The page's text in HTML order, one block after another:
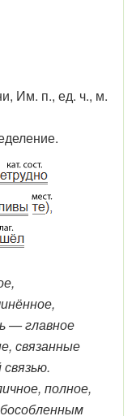
Им. п., ед. ч., м.
— главное
связанные
полное,